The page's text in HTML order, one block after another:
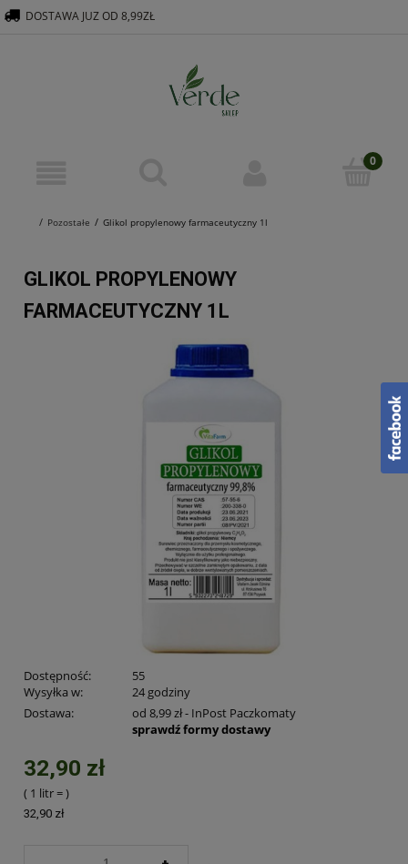
Pozostałe Glikol propylenowy farmaceutyczny 1l
DOSTAWA JUZ OD 8,99ZŁ
GLIKOL PROPYLENOWY
FARMACEUTYCZNY 1L
Dostępność:
55
Wysyłka w:
24 godziny
Dostawa:
od 8,99 zł- InPost Paczkomaty
sprawdź formy dostawy
32,90 zł
( 1 litr=
32,90 zł
)